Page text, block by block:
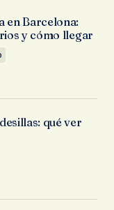
en Barcelona:
y cómo llegar
qué ver